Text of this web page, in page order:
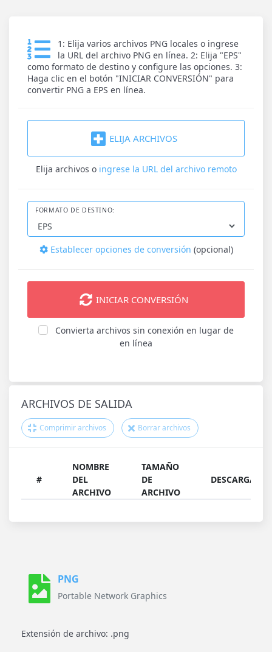
1: Elija varios archivos PNG locales o ingrese
la URL del archivo PNG en línea. 2: Elija "EPS"
como formato de destino y configure las opciones. 3:
Haga clic en el botón "INICIAR CONVERSIÓN" para
convertir PNG a EPS en línea.
ELIJA ARCHIVOS
Elija archivos o ingrese la URL del archivo remoto
FORMATO DE DESTINO:
Establecer opciones de conversión (opcional)
INICIAR CONVERSIÓN
Convierta archivos sin conexión en lugar de
en línea
ARCHIVOS DE SALIDA
Comprimir archivos Borrar archivos
#
NOMBRE
DEL
ARCHIVO
TAMAÑO
DE
ARCHIVO
DESCARGAR
PNG
Portable Network Graphics
Extensión de archivo: .png